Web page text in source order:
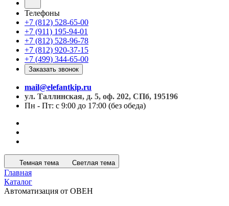
Телефоны
+7 (812) 528-65-00
+7 (911) 195-94-01
+7 (812) 528-96-78
+7 (812) 920-37-15
+7 (499) 344-65-00
Заказать звонок
mail@elefantkip.ru
ул. Таллинская, д. 5, оф. 202, СПб, 195196
Пн - Пт: с 9:00 до 17:00 (без обеда)
Темная тема Светлая тема
Главная
Каталог
Автоматизация от ОВЕН